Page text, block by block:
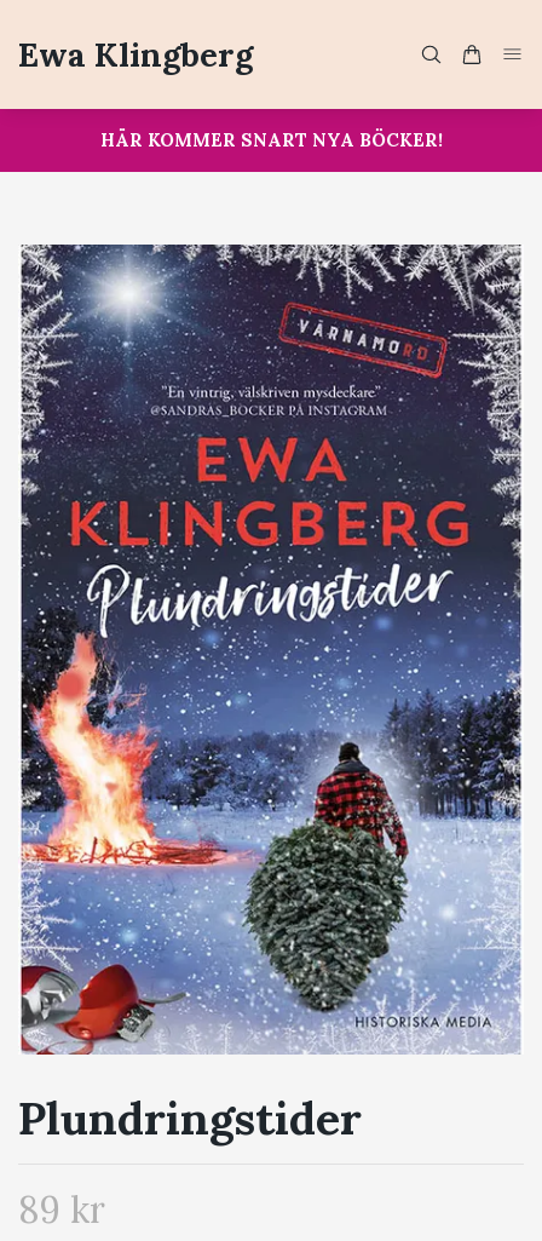
Ewa Klingberg
HÄR KOMMER SNART NYA BÖCKER!
Plundringstider
89 kr